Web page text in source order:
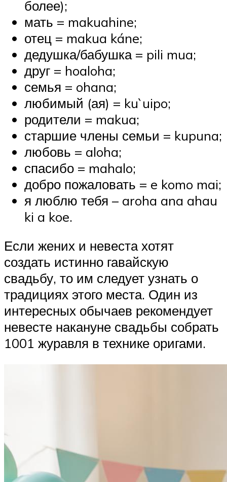
более);
мать = makuahine;
отец = makua káne;
дедушка/бабушка = pili mua;
друг = hoaloha;
семья = ohana;
любимый (ая) = ku`uipo;
родители = makua;
старшие члены семьи = kupuna;
любовь = aloha;
спасибо = mahalo;
добро пожаловать = e komo mai;
я люблю тебя – aroha ana ahau
ki a koe.
Если жених и невеста хотят
создать истинно гавайскую
свадьбу, то им следует узнать о
традициях этого места. Один из
интересных обычаев рекомендует
невесте накануне свадьбы собрать
1001 журавля в технике оригами.